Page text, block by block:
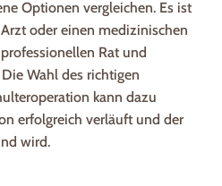
Optionen vergleichen. Es ist
oder einen medizinischen
Rat und
Wahl des richtigen
kann dazu
erfolgreich verläuft und der
wird.